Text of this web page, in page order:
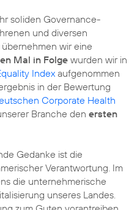
soliden Governance-
und diversen
wir eine
Mal in Folgewurden wir in
Index aufgenommen
in der Bewertung
Corporate Health
Branche den ersten
Gedanke ist die
Verantwortung. Im
die unternehmerische
unseres Landes.